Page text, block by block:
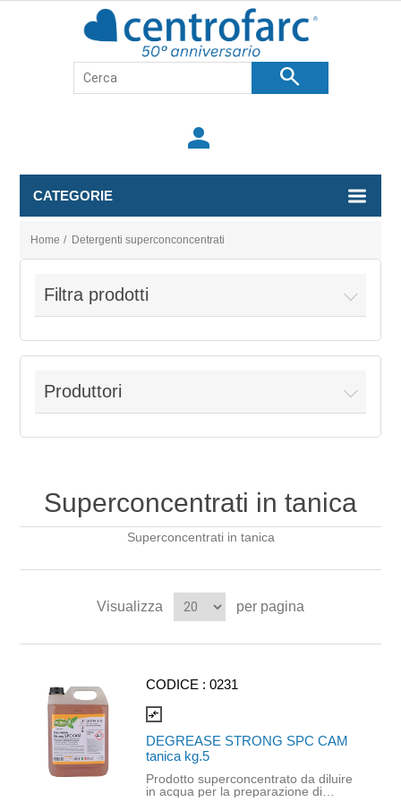
search
person
CATEGORIE
Home / Detergenti superconconcentrati
Filtra prodotti
Produttori
Superconcentrati in tanica
Superconcentrati in tanica
Visualizza per pagina
CODICE :0231
compare_arrows
DEGREASE STRONG SPC CAM
tanica kg.5
Prodotto superconcentrato da diluire
in acqua per la preparazione di